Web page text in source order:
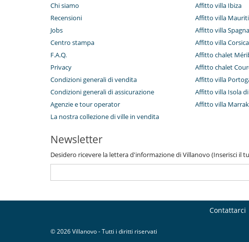
Chi siamo
Recensioni
Jobs
Centro stampa
F.A.Q.
Privacy
Condizioni generali di vendita
Condizioni generali di assicurazione
Agenzie e tour operator
La nostra collezione di ville in vendita
Affitto villa Ibiza
Affitto villa
Affitto villa Spagna
Affitto villa Corsica
Affitto chalet
Affitto chalet
Affitto villa
Affitto villa Isola di
Affitto villa
Newsletter
Desidero ricevere la lettera d'informazione di Villanovo (Inserisci il
Contattarci
© 2026 Villanovo - Tutti i diritti riservati